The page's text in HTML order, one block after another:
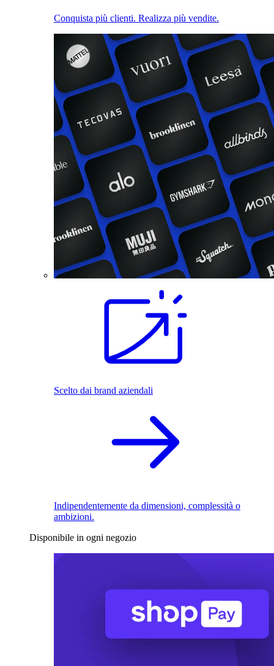
Conquista più clienti. Realizza più vendite.
Scelto dai brand aziendali
Indipendentemente da dimensioni, complessità o
ambizioni.
Disponibile in ogni negozio